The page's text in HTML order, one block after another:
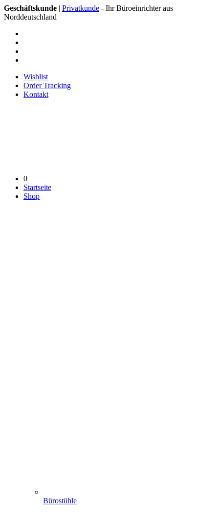
Geschäftskunde | Privatkunde - Ihr Büroeinrichter aus
Norddeutschland
Wishlist
Order Tracking
Kontakt
0
Startseite
Shop
Bürostühle